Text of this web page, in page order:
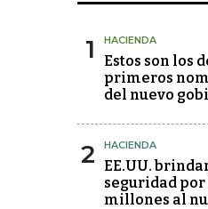
1 HACIENDA
Estos son los
primeros
del nuevo
2 HACIENDA
EE.UU.
seguridad por
millones al